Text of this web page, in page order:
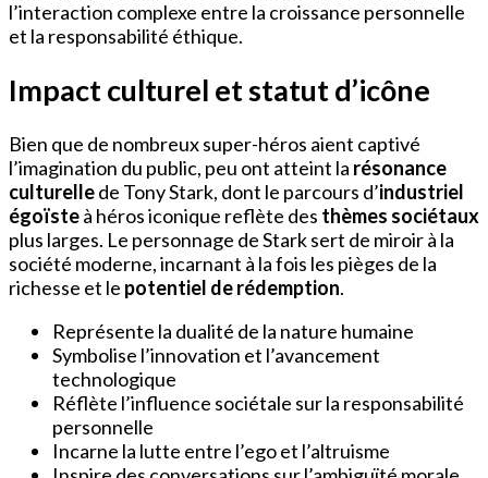
l’interaction complexe entre la croissance personnelle
et la responsabilité éthique.
Impact culturel et statut d’icône
Bien que de nombreux super-héros aient captivé
l’imagination du public, peu ont atteint la résonance
culturellede Tony Stark, dont le parcours d’industriel
égoïsteà héros iconique reflète des thèmes sociétaux
plus larges. Le personnage de Stark sert de miroir à la
société moderne, incarnant à la fois les pièges de la
richesse et le potentiel de rédemption.
Représente la dualité de la nature humaine
Symbolise l’innovation et l’avancement
technologique
Réflète l’influence sociétale sur la responsabilité
personnelle
Incarne la lutte entre l’ego et l’altruisme